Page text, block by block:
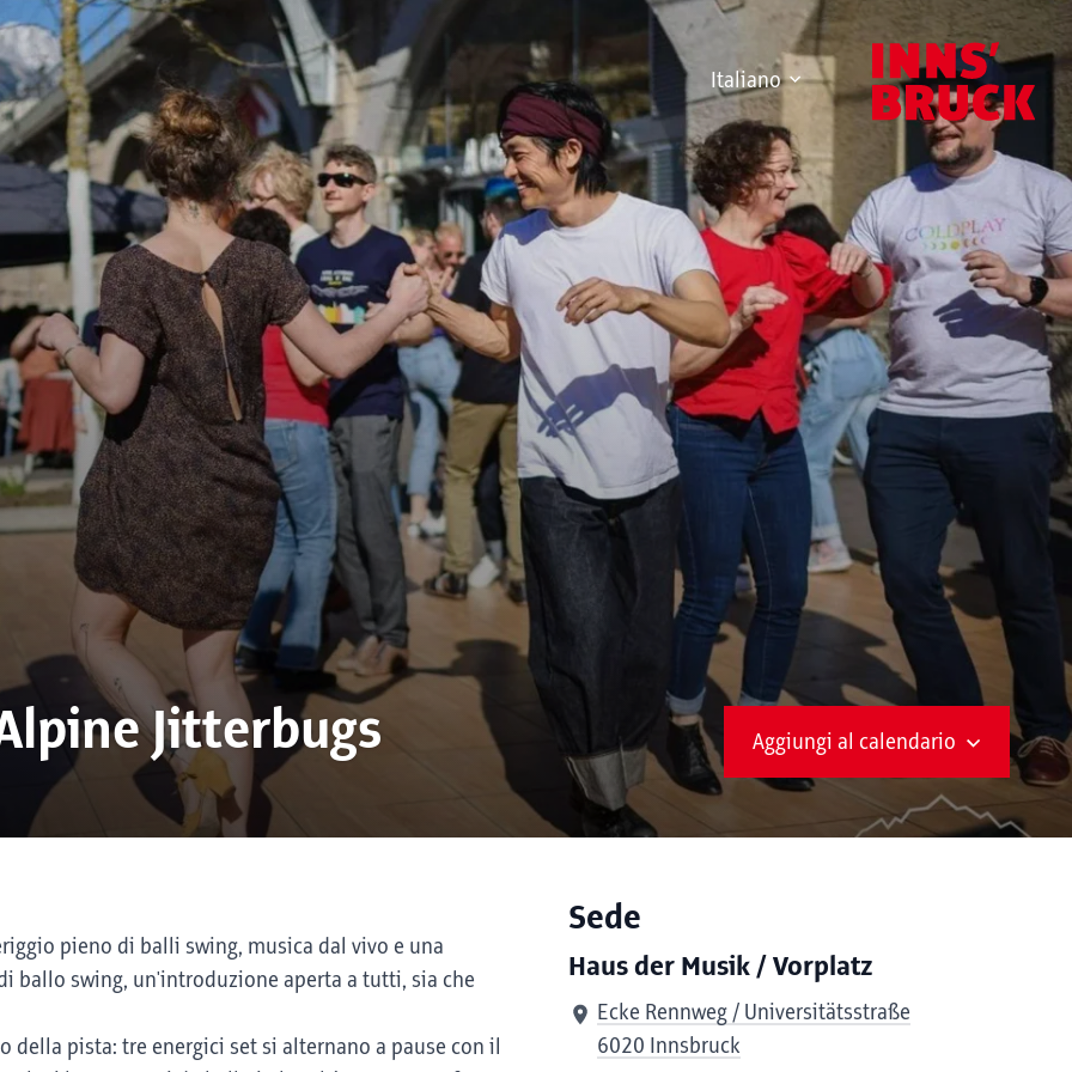
Italiano
Jitterbugs Aggiungi al calendario
pieno di balli swing, musica dal vivo e una
ballo swing, un'introduzione aperta a tutti, sia che
pista: tre energici set si alternano a pause con il
Sede
Haus der Musik / Vorplatz
Ecke Rennweg / Universitätsstraße
6020 Innsbruck